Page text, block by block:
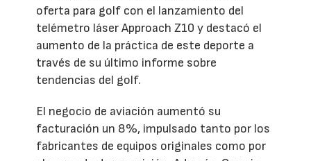
oferta para golf con el lanzamiento del
telémetro láser Approach Z10 y destacó el
aumento de la práctica de este deporte a
través de su último informe sobre
tendencias del golf.
El negocio de aviación aumentó su
facturación un 8%, impulsado tanto por los
fabricantes de equipos originales como por